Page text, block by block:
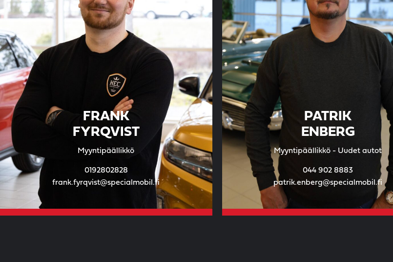
FRANK
FYRQVIST
Myyntipäällikkö
0192802828
frank.fyrqvist@specialmobil.fi
PATRIK
ENBERG
Myyntipäällikkö - Uudet autot
044 902 8883
patrik.enberg@specialmobil.fi